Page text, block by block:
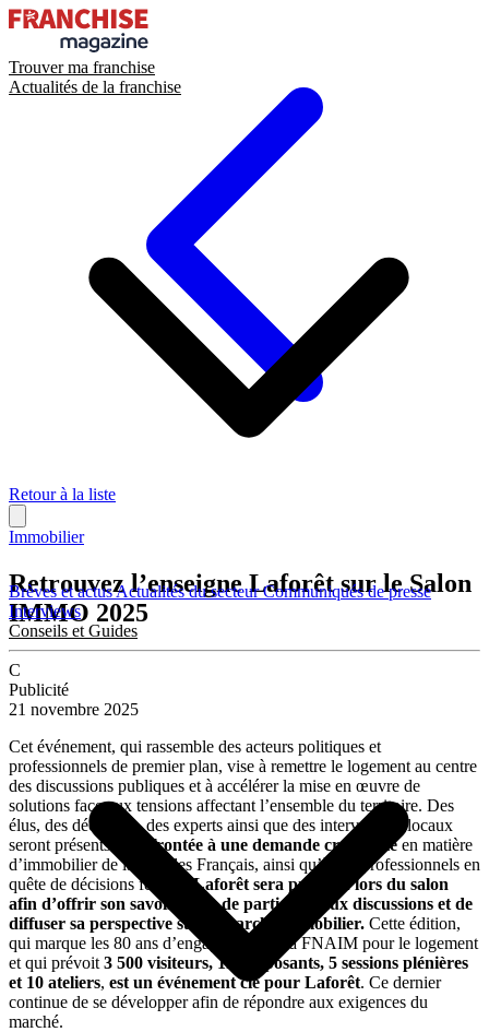
Trouver ma franchise
Actualités de la franchise
Brèves et actusActualités du secteurCommuniqués de presse
Interviews
Conseils et Guides
Retour à la liste
Immobilier
Retrouvez l’enseigne Laforêt sur le Salon
IMMO 2025
C
Publicité
21 novembre 2025
Cet événement, qui rassemble des acteurs politiques et
professionnels de premier plan, vise à remettre le logement au centre
des discussions publiques et à accélérer la mise en œuvre de
solutions face aux tensions affectant l’ensemble du territoire. Des
élus, des décideurs, des experts ainsi que des intervenants locaux
seront présents.
Confrontée à une demande croissanteen matière
d’immobilier de la part des Français, ainsi qu’à des professionnels en
quête de décisions fermes, Laforêt sera présente lors du salon
afin d’offrir son savoir-faire, de participer aux discussions et de
diffuser sa perspective sur le marché immobilier. Cette édition,
qui marque les 80 ans d’engagement de la FNAIM pour le logement
et qui prévoit 3 500 visiteurs, 120 exposants, 5 sessions plénières
et 10 ateliers, est un événement clé pour Laforêt. Ce dernier
continue de se développer afin de répondre aux exigences du
marché.